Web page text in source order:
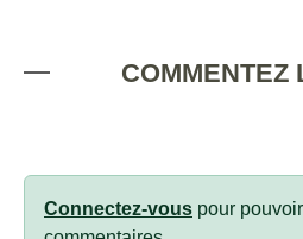
COMMENTEZ
Connectez-vous pour